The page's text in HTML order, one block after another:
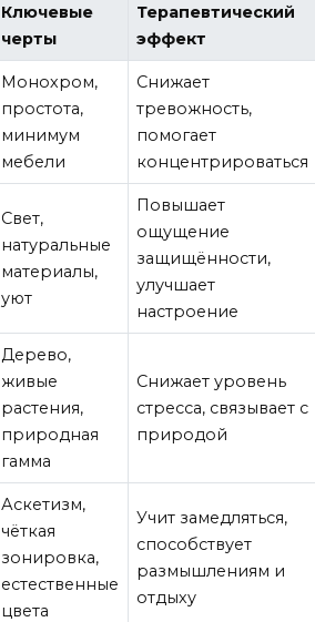
Ключевые
черты
Терапевтический
эффект
Монохром,
простота,
минимум
мебели
Снижает
тревожность,
помогает
концентрироваться
Свет,
натуральные
материалы,
уют
Повышает
ощущение
защищённости,
улучшает
настроение
Дерево,
живые
растения,
природная
гамма
Снижает уровень
стресса, связывает с
природой
Аскетизм,
чёткая
зонировка,
естественные
цвета
Учит замедляться,
способствует
размышлениям и
отдыху